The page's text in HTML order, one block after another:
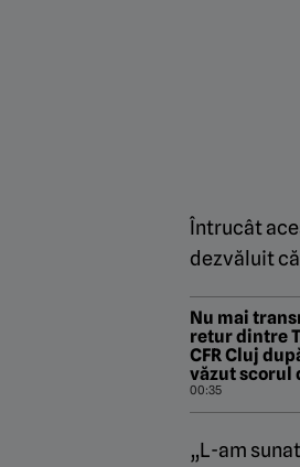
Întrucât
dezvăluit
Nu mai
retur dintre
CFR Cluj
văzut scorul
00:35
„L-am